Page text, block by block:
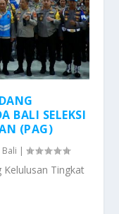
BALI SELEKSI
(PAG)
|
Kelulusan Tingkat